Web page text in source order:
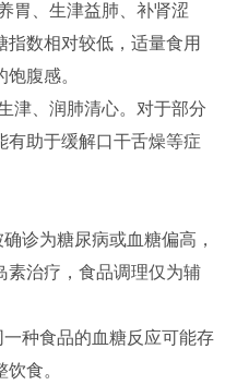
胃、生津益肺、补肾涩
数相对较低，适量食用
腹感。
津、润肺清心。对于部分
有助于缓解口干舌燥等症
诊为糖尿病或血糖偏高，
素治疗，食品调理仅为辅
种食品的血糖反应可能存
食。